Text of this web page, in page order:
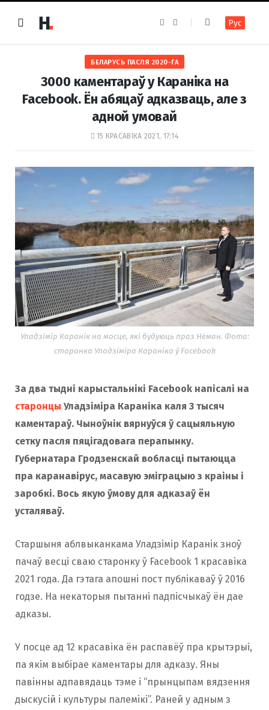
e
b
o
o
k
t
a
g
r
a
m
Рус
БЕЛАРУСЬ ПАСЛЯ 2020-ГА
3000 каментараў у Караніка на
Facebook. Ён абяцаў адказваць, але з
адной умовай
15 КРАСАВІКА 2021, 17:14
Уладзімір Каранік на мосце, які будуюць праз Нёман. Фота:
старонка Уладзіміра Караніка ў Facebook
За два тыдні карыстальнікі Facebook напісалі на
старонцы Уладзіміра Караніка каля 3 тысяч
каментараў. Чыноўнік вярнуўся ў сацыяльную
сетку пасля пяцігадовага перапынку.
Губернатара Гродзенскай вобласці пытаюцца
пра каранавірус, масавую эміграцыю з краіны і
заробкі. Вось якую ўмову для адказаў ён
усталяваў.
Старшыня аблвыканкама Уладзімір Каранік зноў
пачаў весці сваю старонку ў Facebook 1 красавіка
2021 года. Да гэтага апошні пост публікаваў ў 2016
годзе. На некаторыя пытанні падпісчыкаў ён дае
адказы.
У посце ад 12 красавіка ён распавёў пра крытэрыі,
па якім выбірае каментары для адказу. Яны
павінны адпавядаць тэме і “прынцыпам вядзення
дыскусій і культуры палемікі”. Раней у адным з